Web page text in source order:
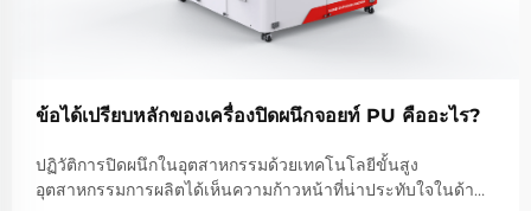
ข้อได้เปรียบหลักของเครื่องปิดผนึกจอยท์ PU คืออะไร?
ปฏิวัติการปิดผนึกในอุตสาหกรรมด้วยเทคโนโลยีขั้นสูง
อุตสาหกรรมการผลิตได้เห็นความก้าวหน้าที่น่าประทับใจในด้าน